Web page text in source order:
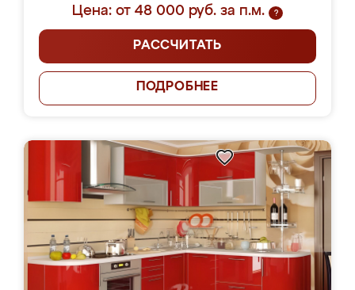
Цена: от 48 000 руб. за п.м.
?
РАССЧИТАТЬ
ПОДРОБНЕЕ